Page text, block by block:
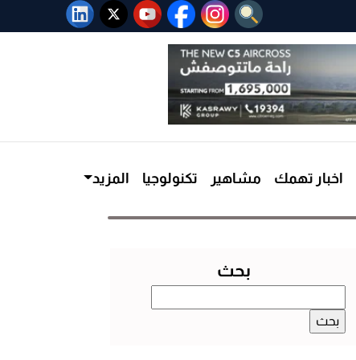
اخبار تهمك مشاهير تكنولوجيا المزيد
بحث
عن: